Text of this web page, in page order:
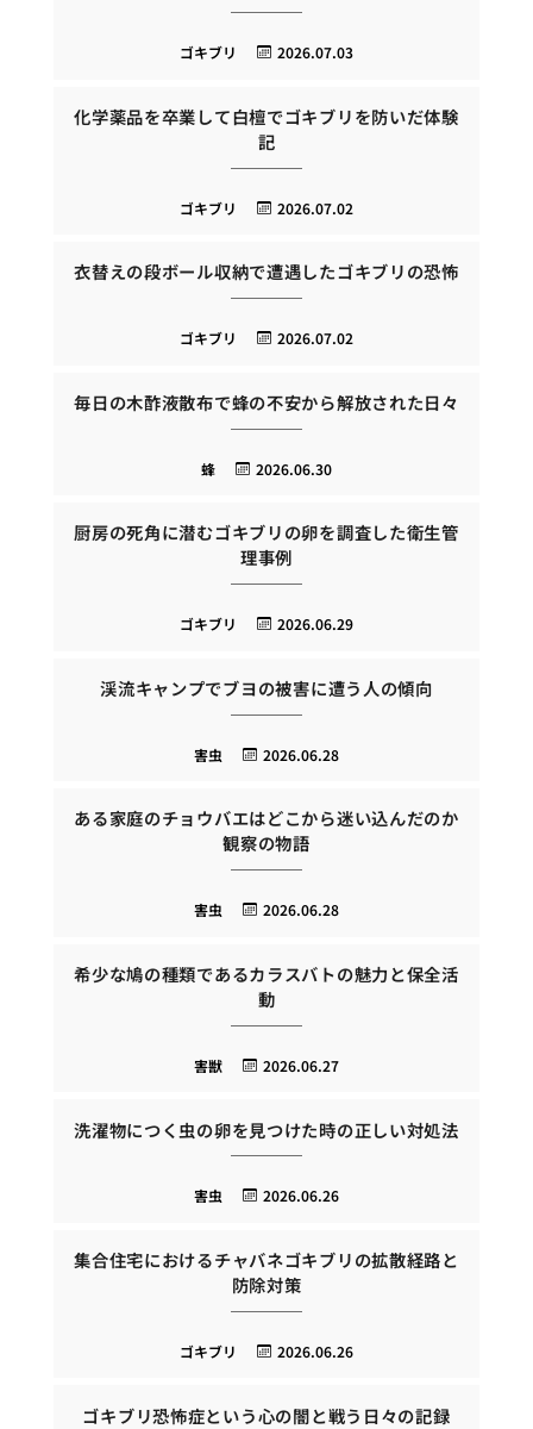
2026.07.03
ゴキブリ
化学薬品を卒業して白檀でゴキブリを防いだ体験
記
2026.07.02
ゴキブリ
衣替えの段ボール収納で遭遇したゴキブリの恐怖
2026.07.02
ゴキブリ
毎日の木酢液散布で蜂の不安から解放された日々
2026.06.30
蜂
厨房の死角に潜むゴキブリの卵を調査した衛生管
理事例
2026.06.29
ゴキブリ
渓流キャンプでブヨの被害に遭う人の傾向
2026.06.28
害虫
ある家庭のチョウバエはどこから迷い込んだのか
観察の物語
2026.06.28
害虫
希少な鳩の種類であるカラスバトの魅力と保全活
動
2026.06.27
害獣
洗濯物につく虫の卵を見つけた時の正しい対処法
2026.06.26
害虫
集合住宅におけるチャバネゴキブリの拡散経路と
防除対策
2026.06.26
ゴキブリ
ゴキブリ恐怖症という心の闇と戦う日々の記録